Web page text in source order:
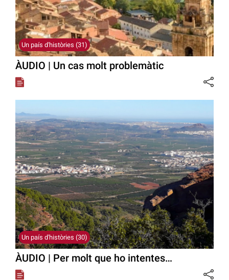
Un país d'històries (31)
ÀUDIO | Un cas molt problemàtic
Un país d'històries (30)
ÀUDIO | Per molt que ho intentes…